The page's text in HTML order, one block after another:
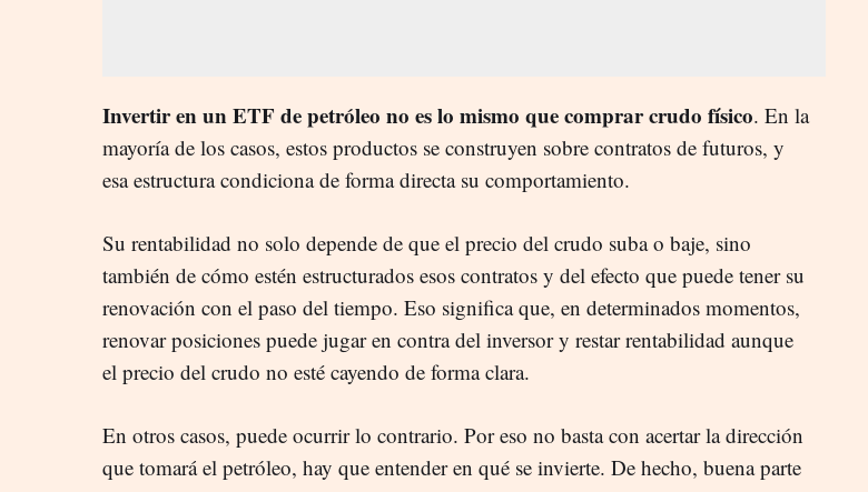
Invertir en un ETF de petróleo no es lo mismo que comprar crudo físico. En la
mayoría de los casos, estos productos se construyen sobre contratos de futuros, y
esa estructura condiciona de forma directa su comportamiento.
Su rentabilidad no solo depende de que el precio del crudo suba o baje, sino
también de cómo estén estructurados esos contratos y del efecto que puede tener su
renovación con el paso del tiempo. Eso significa que, en determinados momentos,
renovar posiciones puede jugar en contra del inversor y restar rentabilidad aunque
el precio del crudo no esté cayendo de forma clara.
En otros casos, puede ocurrir lo contrario. Por eso no basta con acertar la dirección
que tomará el petróleo, hay que entender en qué se invierte. De hecho, buena parte